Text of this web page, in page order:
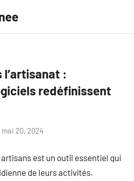
l’artisanat :
redéfinissent
mai 20, 2024
est un outil essentiel qui
de leurs activités.